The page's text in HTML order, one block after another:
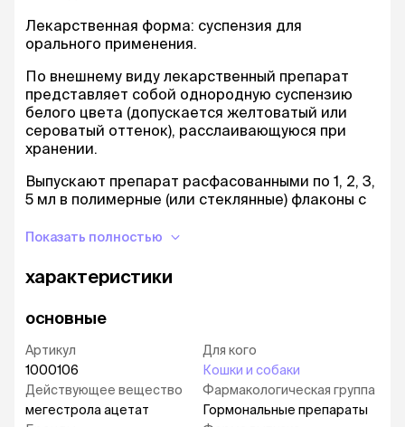
Лекарственная форма: суспензия для
орального применения.
По внешнему виду лекарственный препарат
представляет собой однородную суспензию
белого цвета (допускается желтоватый или
сероватый оттенок), расслаивающуюся при
хранении.
Выпускают препарат расфасованными по 1, 2, 3,
5 мл в полимерные (или стеклянные) флаконы с
одноразовые полимерные пипетки-капельницы
тубы упаковывают поштучно, пипетки-
капельницы по 1,2, 3, 4, 5 штук в картонные
Фармакотерапевтическая группа: гормоны и их
антагонисты.
Мегестрола ацетат, входящий в состав
Показать полностью
характеристики
основные
Артикул
1000106
Действующее вещество
мегестрола ацетат
Для кого
Кошки и собаки
Фармакологическая группа
Гормональные препараты